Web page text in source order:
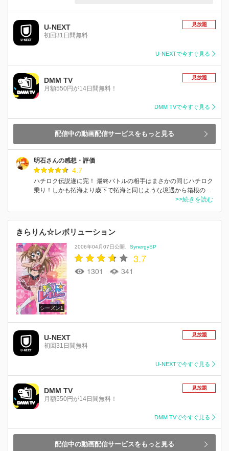
U-NEXT
初回31日間無料
見放題
U-NEXTで今すぐ見る
DMM TV
月額550円が14日間無料！
見放題
DMM TVで今すぐ見る
配信中の動画配信サービスをもっと見る
明石さんの感想・評価
4.7
ハチロク伝説遂に完！ 最終バトルの相手はまさかの同じハチロク
乗り！しかも拓海より歳下で拓海と同じような境遇から箱根の…
>>続きを読む
きらりん☆レボリューション
シーズン1
2006年04月07日公開 SynergySP
3.7
1301 341
U-NEXT
初回31日間無料
見放題
U-NEXTで今すぐ見る
DMM TV
月額550円が14日間無料！
見放題
DMM TVで今すぐ見る
配信中の動画配信サービスをもっと見る